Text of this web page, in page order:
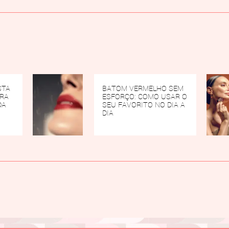
BATOM VERMELHO SEM
ESFORÇO: COMO USAR O
SEU FAVORITO NO DIA A
DIA